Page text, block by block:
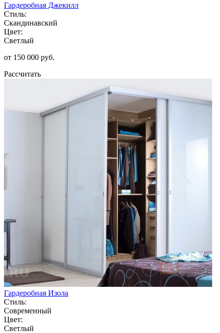
Гардеробная Джекилл
Стиль:
Скандинавский
Цвет:
Светлый
от 150 000 руб.
Рассчитать
Гардеробная Изола
Стиль:
Современный
Цвет:
Светлый